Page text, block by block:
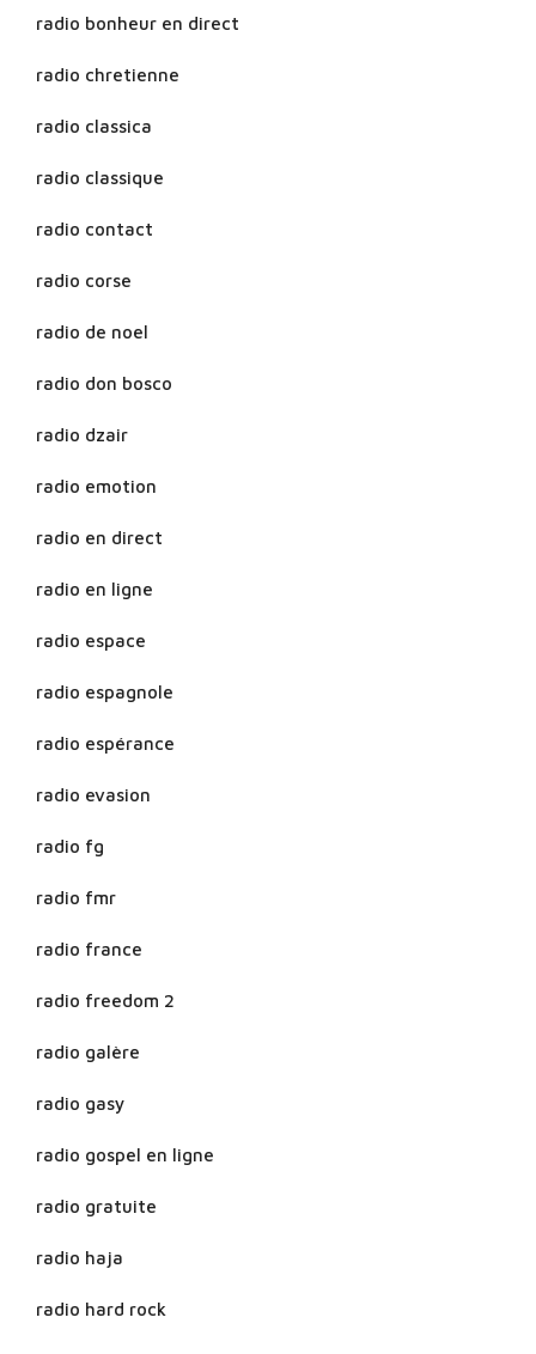
radio bonheur en direct
radio chretienne
radio classica
radio classique
radio contact
radio corse
radio de noel
radio don bosco
radio dzair
radio emotion
radio en direct
radio en ligne
radio espace
radio espagnole
radio espérance
radio evasion
radio fg
radio fmr
radio france
radio freedom 2
radio galère
radio gasy
radio gospel en ligne
radio gratuite
radio haja
radio hard rock